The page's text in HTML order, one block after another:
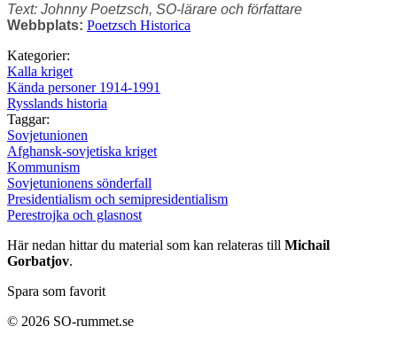
Text: Johnny Poetzsch, SO-lärare och författare
Webbplats: Poetzsch Historica
Kategorier:
Kalla kriget
Kända personer 1914-1991
Rysslands historia
Taggar:
Sovjetunionen
Afghansk-sovjetiska kriget
Kommunism
Sovjetunionens sönderfall
Presidentialism och semipresidentialism
Perestrojka och glasnost
Här nedan hittar du material som kan relateras till Michail
Gorbatjov.
Spara som favorit
© 2026 SO-rummet.se